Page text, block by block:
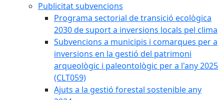
Publicitat subvencions
Programa sectorial de transició ecològica
2030 de suport a inversions locals pel clima
Subvencions a municipis i comarques per a
inversions en la gestió del patrimoni
arqueològic i paleontològic per a l'any 2025
(CLT059)
Ajuts a la gestió forestal sostenible any